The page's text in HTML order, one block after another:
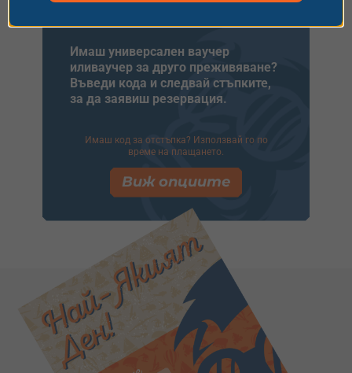
Имаш универсален ваучер
иливаучер за друго преживяване?
Въведи кода и следвай стъпките,
за да заявиш резервация.
Имаш код за отстъпка? Използвай го по
време на плащането.
Виж опциите